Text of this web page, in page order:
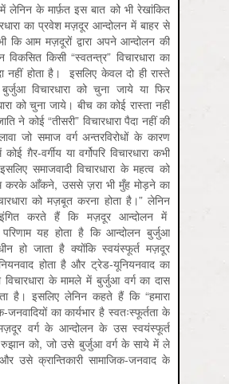
लेनिन के मार्फ़त इस बात को भी रेखांकित
का प्रवेश मज़दूर आन्दोलन में बाहर से
कि आम मज़दूरों द्वारा अपने आन्दोलन की
विकसित किसी “स्वतन्त्र” विचारधारा का
नहीं होता है। इसलिए केवल दो ही रास्ते
विचारधारा को चुना जाये या फिर
को चुना जाये। बीच का कोई रास्ता नहीं
ने कोई “तीसरी” विचारधारा पैदा नहीं की
जो समाज वर्ग अन्तरविरोधों के कारण
ग़ैर-वर्गीय या वर्गोपरि विचारधारा कभी
समाजवादी विचारधारा के महत्व को
करके आँकने, उससे ज़रा भी मुँह मोड़ने का
को मज़बूत करना होता है।” लेनिन
करते हैं कि मज़दूर आन्दोलन में
परिणाम यह होता है कि आन्दोलन बुर्जुआ
हो जाता है क्योंकि स्वयंस्फूर्त मज़दूर
होता है और ट्रेड-यूनियनवाद का
के मामले में बुर्जुआ वर्ग का दास
है। इसलिए लेनिन कहते हैं कि “हमारा
जनवादियों का कार्यभार है स्वतःस्फूर्तता के
वर्ग के आन्दोलन के उस स्वयंस्फूर्त
रुझान को, जो उसे बुर्जुआ वर्ग के साये में ले
उसे क्रान्तिकारी सामाजिक-जनवाद के